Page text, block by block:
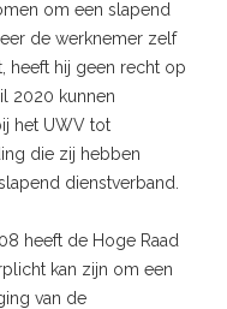
om een slapend
de werknemer zelf
heeft hij geen recht op
2020 kunnen
het UWV tot
die zij hebben
dienstverband.
heeft de Hoge Raad
kan zijn om een
van de